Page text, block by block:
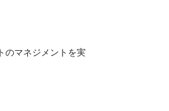
のマネジメントを実